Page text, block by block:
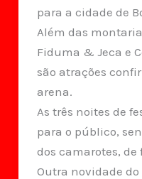
para a cidade de
Além das
Fiduma & Jeca e
são atrações
arena.
As três noites de
para o público,
dos camarotes,
Outra novidade